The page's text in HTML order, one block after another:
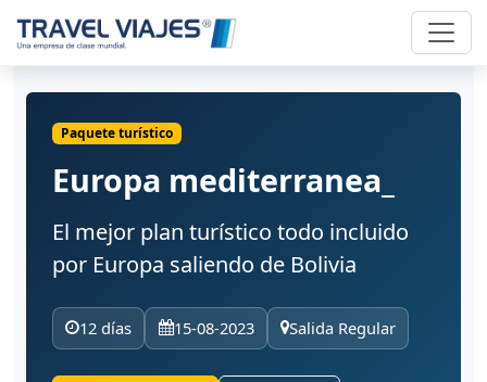
Paquete turístico
Europa mediterranea_
El mejor plan turístico todo incluido
por Europa saliendo de Bolivia
12 días 15-08-2023 Salida Regular